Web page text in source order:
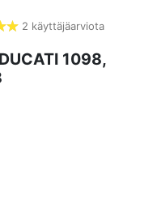
tähdet
2 käyttäjäarviota
1098,